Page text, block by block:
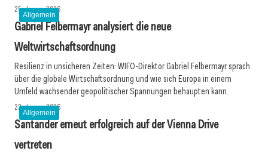
Allgemein
25. Januar 2026
Gabriel Felbermayr analysiert die neue
Weltwirtschaftsordnung
Resilienz in unsicheren Zeiten: WIFO-Direktor Gabriel Felbermayr sprach
über die globale Wirtschaftsordnung und wie sich Europa in einem
Umfeld wachsender geopolitischer Spannungen behaupten kann.
Allgemein
22. Januar 2026
Santander erneut erfolgreich auf der Vienna Drive
vertreten